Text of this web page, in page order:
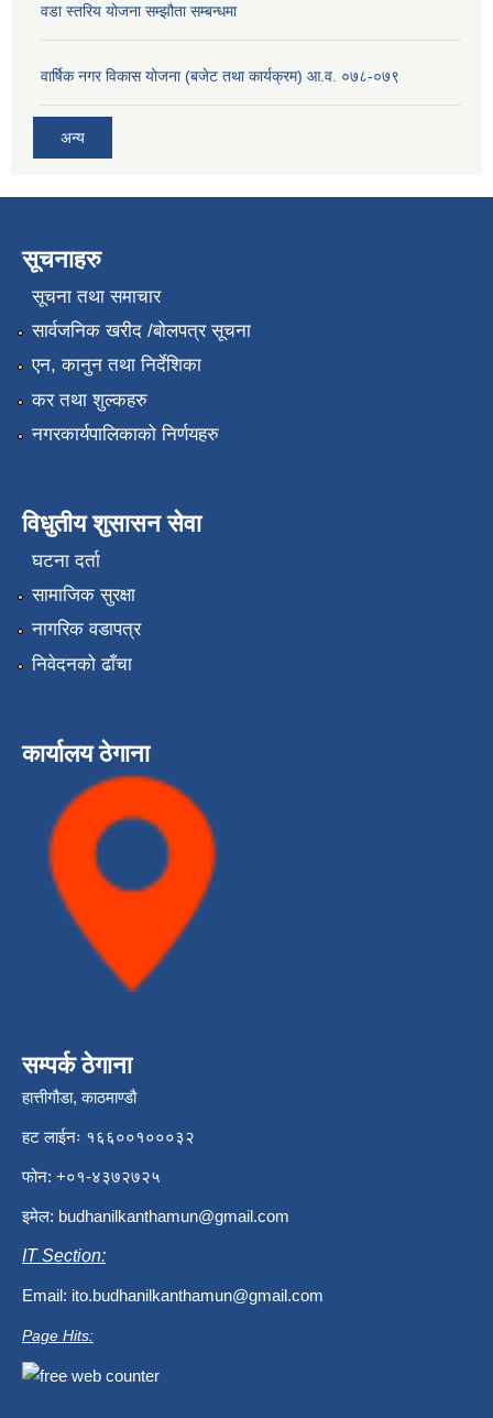
वडा स्तरिय योजना सम्झौता सम्बन्धमा
वार्षिक नगर विकास योजना (बजेट तथा कार्यक्रम) आ.व. ०७८-०७९
अन्य
सूचनाहरु
सूचना तथा समाचार
सार्वजनिक खरीद /बोलपत्र सूचना
एन, कानुन तथा निर्देशिका
कर तथा शुल्कहरु
नगरकार्यपालिकाको निर्णयहरु
विधुतीय शुसासन सेवा
घटना दर्ता
सामाजिक सुरक्षा
नागरिक वडापत्र
निवेदनको ढाँचा
कार्यालय ठेगाना
सम्पर्क ठेगाना
हात्तीगौडा, काठमाण्डौ
हट लाईनः १६६००१०००३२
फोन: +०१-४३७२७२५
इमेल: budhanilkanthamun@gmail.com
IT Section:
Email: ito.budhanilkanthamun@gmail.com
Page Hits: